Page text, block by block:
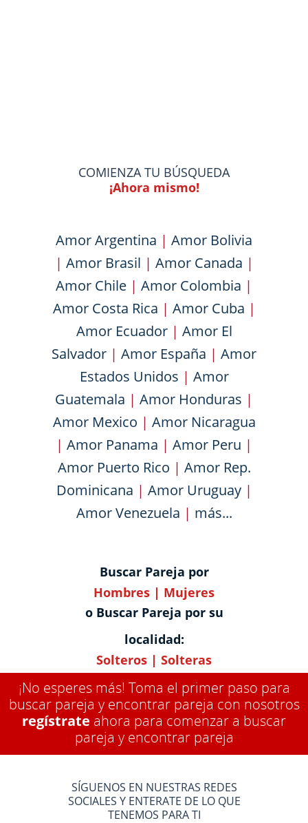
COMIENZA TU BÚSQUEDA
¡Ahora mismo!
Amor Argentina | Amor Bolivia
| Amor Brasil | Amor Canada |
Amor Chile | Amor Colombia |
Amor Costa Rica | Amor Cuba |
Amor Ecuador| Amor El
Salvador | Amor España | Amor
Estados Unidos | Amor
Guatemala | Amor Honduras |
Amor Mexico | Amor Nicaragua
| Amor Panama | Amor Peru |
Amor Puerto Rico | Amor Rep.
Dominicana | Amor Uruguay|
Amor Venezuela | más...
Buscar Pareja por
Hombres | Mujeres
o Buscar Pareja por su
localidad:
Solteros | Solteras
¡No esperes más! Toma el primer paso para
buscar pareja y encontrar pareja con nosotros
regístrate ahora para comenzar a buscar
pareja y encontrar pareja
SÍGUENOS EN NUESTRAS REDES
SOCIALES Y ENTERATE DE LO QUE
TENEMOS PARA TI